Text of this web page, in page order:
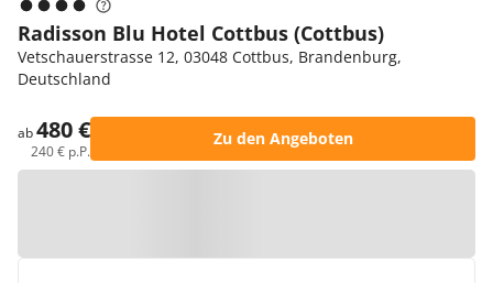
Radisson Blu Hotel Cottbus (Cottbus)
Vetschauerstrasse 12, 03048 Cottbus, Brandenburg,
Deutschland
ab480 €
240 € p.P.
Zu den Angeboten